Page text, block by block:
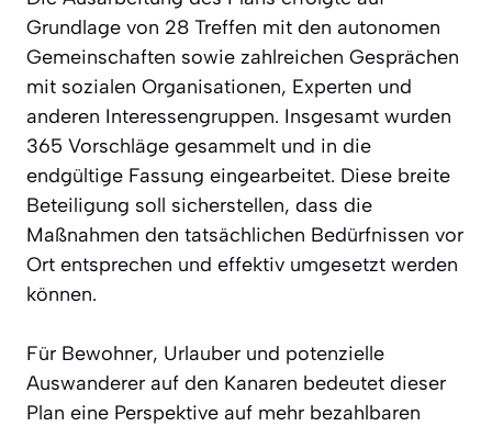
Grundlage von 28 Treffen mit den autonomen
Gemeinschaften sowie zahlreichen Gesprächen
mit sozialen Organisationen, Experten und
anderen Interessengruppen. Insgesamt wurden
365 Vorschläge gesammelt und in die
endgültige Fassung eingearbeitet. Diese breite
Beteiligung soll sicherstellen, dass die
Maßnahmen den tatsächlichen Bedürfnissen vor
Ort entsprechen und effektiv umgesetzt werden
können.
Für Bewohner, Urlauber und potenzielle
Auswanderer auf den Kanaren bedeutet dieser
Plan eine Perspektive auf mehr bezahlbaren